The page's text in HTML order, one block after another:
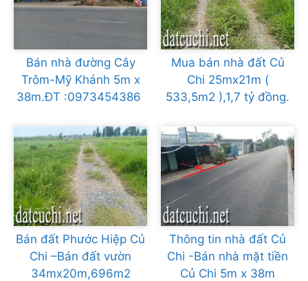
Bán nhà đường Cây
Trôm-Mỹ Khánh 5m x
38m.ĐT :0973454386
Mua bán nhà đất Củ
Chi 25mx21m (
533,5m2 ),1,7 tỷ đồng.
Bán đất Phước Hiệp Củ
Chi –Bán đất vườn
34mx20m,696m2
Thông tin nhà đất Củ
Chi -Bán nhà mặt tiền
Củ Chi 5m x 38m